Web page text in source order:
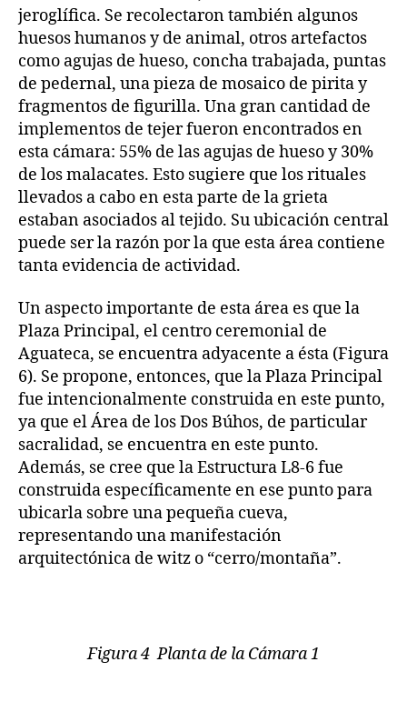
jeroglífica. Se recolectaron también algunos
huesos humanos y de animal, otros artefactos
como agujas de hueso, concha trabajada, puntas
de pedernal, una pieza de mosaico de pirita y
fragmentos de figurilla. Una gran cantidad de
implementos de tejer fueron encontrados en
esta cámara: 55% de las agujas de hueso y 30%
de los malacates. Esto sugiere que los rituales
llevados a cabo en esta parte de la grieta
estaban asociados al tejido. Su ubicación central
puede ser la razón por la que esta área contiene
tanta evidencia de actividad.
Un aspecto importante de esta área es que la
Plaza Principal, el centro ceremonial de
Aguateca, se encuentra adyacente a ésta (Figura
6). Se propone, entonces, que la Plaza Principal
fue intencionalmente construida en este punto,
ya que el Área de los Dos Búhos, de particular
sacralidad, se encuentra en este punto.
Además, se cree que la Estructura L8-6 fue
construida específicamente en ese punto para
ubicarla sobre una pequeña cueva,
representando una manifestación
arquitectónica de witz o “cerro/montaña”.
Figura 4 Planta de la Cámara 1